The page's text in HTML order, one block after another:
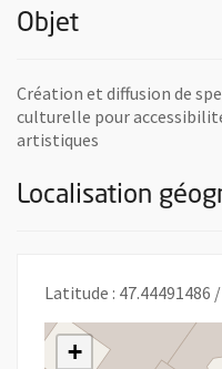
Objet
Création et diffusion de
culturelle pour
artistiques
Localisation
Latitude : 47.44491486
+